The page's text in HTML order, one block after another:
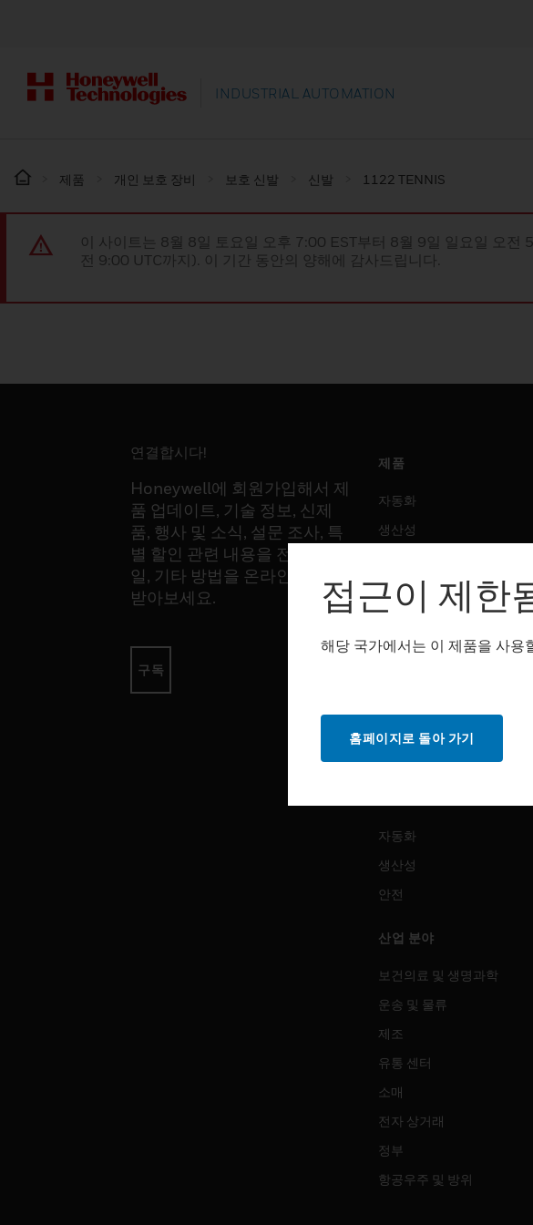
INDUSTRIAL AUTOMATION
제품 개인 보호 장비 보호 신발 신발 1122 TENNIS
이 사이트는 8월 8일 토요일 오후 7:00 EST부터 8월 9일 일요일 오
전 9:00 UTC까지). 이 기간 동안의 양해에 감사드립니다.
연결합시다!
Honeywell에 회원가입해서 제
품 업데이트, 기술 정보, 신제
품, 행사 및 소식, 설문 조사, 특
별 할인 관련 내용을 전화, 이메
일, 기타 방법을 온라인을 통해
받아보세요.
구독
제품
자동화
생산성
감지 솔루션
소프트웨어
생산성
안전
자동화
생산성
안전
산업 분야
보건의료 및 생명과학
운송 및 물류
제조
유통 센터
소매
전자 상거래
정부
항공우주 및 방위
접근이 제한
해당 국가에서는 이 제품을 사용
홈페이지로 돌아 가기